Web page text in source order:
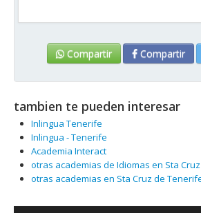
Compartir Compartir
tambien te pueden interesar
Inlingua Tenerife
Inlingua - Tenerife
Academia Interact
otras academias de Idiomas en Sta
otras academias en Sta Cruz de